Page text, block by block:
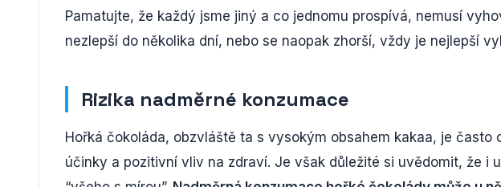
Pamatujte, že každý jsme jiný a co jednomu prospívá, nemusí
nezlepší do několika dní, nebo se naopak zhorší, vždy je nejlepší
Rizika nadměrné konzumace
Hořká čokoláda, obzvláště ta s vysokým obsahem kakaa, je často
účinky a pozitivní vliv na zdraví. Je však důležité si uvědomit, že i